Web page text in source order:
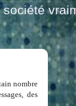
société
nombre
des